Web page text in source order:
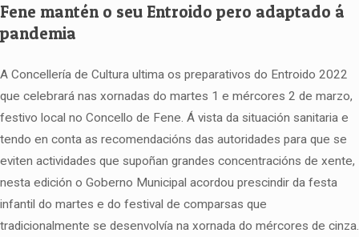
Fene mantén o seu Entroido pero adaptado á
pandemia
A Concellería de Cultura ultima os preparativos do Entroido 2022
que celebrará nas xornadas do martes 1 e mércores 2 de marzo,
festivo local no Concello de Fene. Á vista da situación sanitaria e
tendo en conta as recomendacións das autoridades para que se
eviten actividades que supoñan grandes concentracións de xente,
nesta edición o Goberno Municipal acordou prescindir da festa
infantil do martes e do festival de comparsas que
tradicionalmente se desenvolvía na xornada do mércores de cinza.